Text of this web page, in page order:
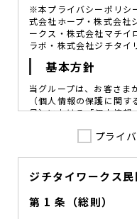
※本プライバシーポリシ
式会社ホープ・株式会社
ークス・株式会社マチイ
ラボ・株式会社ジチタイ
基本方針
当グループは、お客さま
（個人情報の保護に関
号〕における「個人情報
図ることが、重要な社会
を定め、役員及び従業員
組みを徹底させることに
に努めてまいります。
プライ
ジチタイワークス
第 1 条（総則）